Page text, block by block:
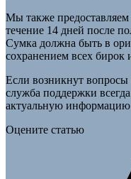
Мы также
течение 14 дней после
Сумка должна быть в
сохранением всех бирок
Если возникнут вопросы
служба поддержки
актуальную информацию
Оцените статью